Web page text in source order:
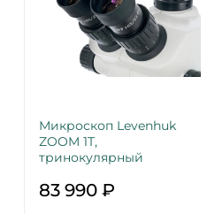
Микроскоп Levenhuk
ZOOM 1T,
тринокулярный
83 990 ₽